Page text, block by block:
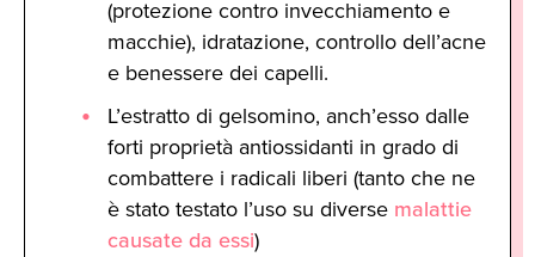
(protezione contro invecchiamento e
macchie), idratazione, controllo dell’acne
e benessere dei capelli.
L’estratto di gelsomino, anch’esso dalle
forti proprietà antiossidanti in grado di
combattere i radicali liberi (tanto che ne
è stato testato l’uso su diverse malattie
causate da essi)